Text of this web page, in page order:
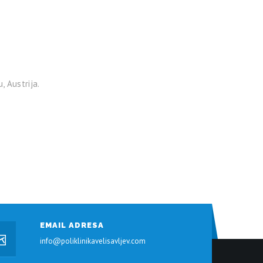
Austrija.
EMAIL ADRESA
info@poliklinikavelisavljev.com